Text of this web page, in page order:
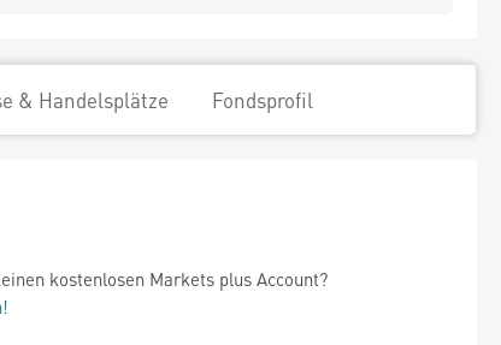
& Handelsplätze Fondsprofil
kostenlosen Markets plus Account?